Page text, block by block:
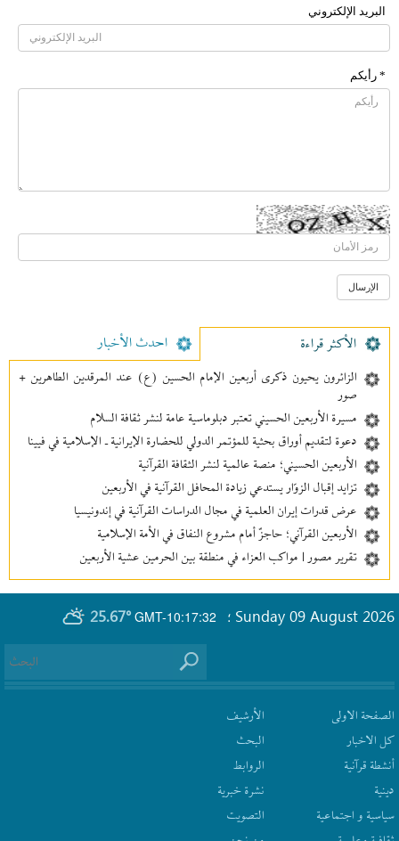
البرید الإلکتروني
* رأیکم
الأکثر قراءة احدث الأخبار
الزائرون يحيون ذكرى أربعين الإمام الحسين (ع) عند المرقدين الطاهرين +
صور
مسيرة الأربعين الحسيني تعتبر دبلوماسية عامة لنشر ثقافة السلام
دعوة لتقديم أوراق بحثية للمؤتمر الدولي للحضارة الإيرانية ـ الإسلامية في فيينا
الأربعين الحسيني؛ منصة عالمية لنشر الثقافة القرآنية
تزايد إقبال الزوّار يستدعي زيادة المحافل القرآنية في الأربعين
عرض قدرات إيران العلمية في مجال الدراسات القرآنية في إندونيسيا
الأربعين القرآني؛ حاجزٌ أمام مشروع النفاق في الأمة الإسلامية
تقرير مصور | مواكب العزاء في منطقة بين‌ الحرمین عشية الأربعين
GMT-10:17:32
25.67° Sunday 09 August 2026 ؛
الصفحة الاولى
كل الاخبار
أنشطة قرآنیة
دينية
سیاسیة و اجتماعیة
الأرشیف
البحث
الروابط
نشرة‌ خبریة
التصويت